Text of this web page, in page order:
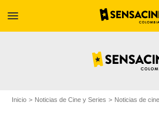
menu
Inicio Noticias de Cine y Series Noticias de cine